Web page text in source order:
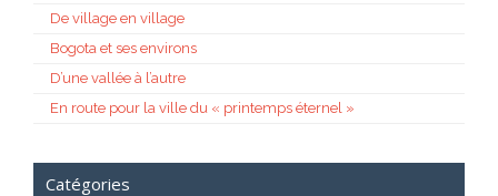
De village en village
Bogota et ses environs
D’une vallée à l’autre
En route pour la ville du « printemps éternel »
Catégories